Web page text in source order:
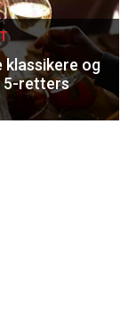
klassikere og
5-retters